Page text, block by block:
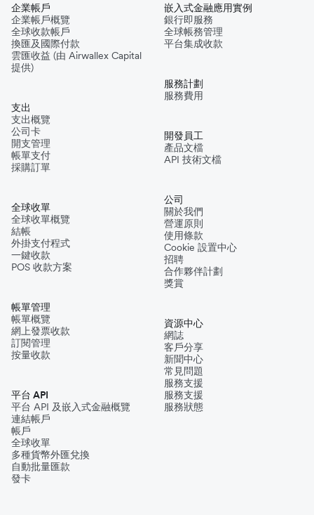
企業帳戶
企業帳戶概覽
全球收款帳戶
換匯及國際付款
雲匯收益 (由 Airwallex Capital
提供)
支出
支出概覽
公司卡
開支管理
帳單支付
採購訂單
全球收單
全球收單概覽
結帳
外掛支付程式
一鍵收款
POS 收款方案
帳單管理
帳單概覽
網上發票收款
訂閱管理
按量收款
平台 API
平台 API 及嵌入式金融概覽
連結帳戶
帳戶
全球收單
多種貨幣外匯兌換
自動批量匯款
發卡
嵌入式金融應用實例
銀行即服務
全球帳務管理
平台集成收款
服務計劃
服務費用
開發員工
產品文檔
API 技術文檔
公司
關於我們
營運原則
使用條款
Cookie 設置中心
招聘
合作夥伴計劃
獎賞
資源中心
網誌
客戶分享
新聞中心
常見問題
服務支援
服務支援
服務狀態